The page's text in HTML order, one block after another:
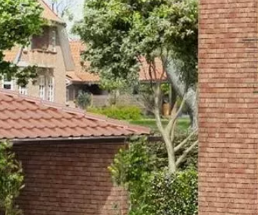
FELDHAUS 500
JELLEMZŐK
TELJES NÉV Feldhaus 500
MÉRETEKFELDHAUS LAP KATALÓGUS
R500NF9 TELJESÍTMÉNYNYILATKOZAT